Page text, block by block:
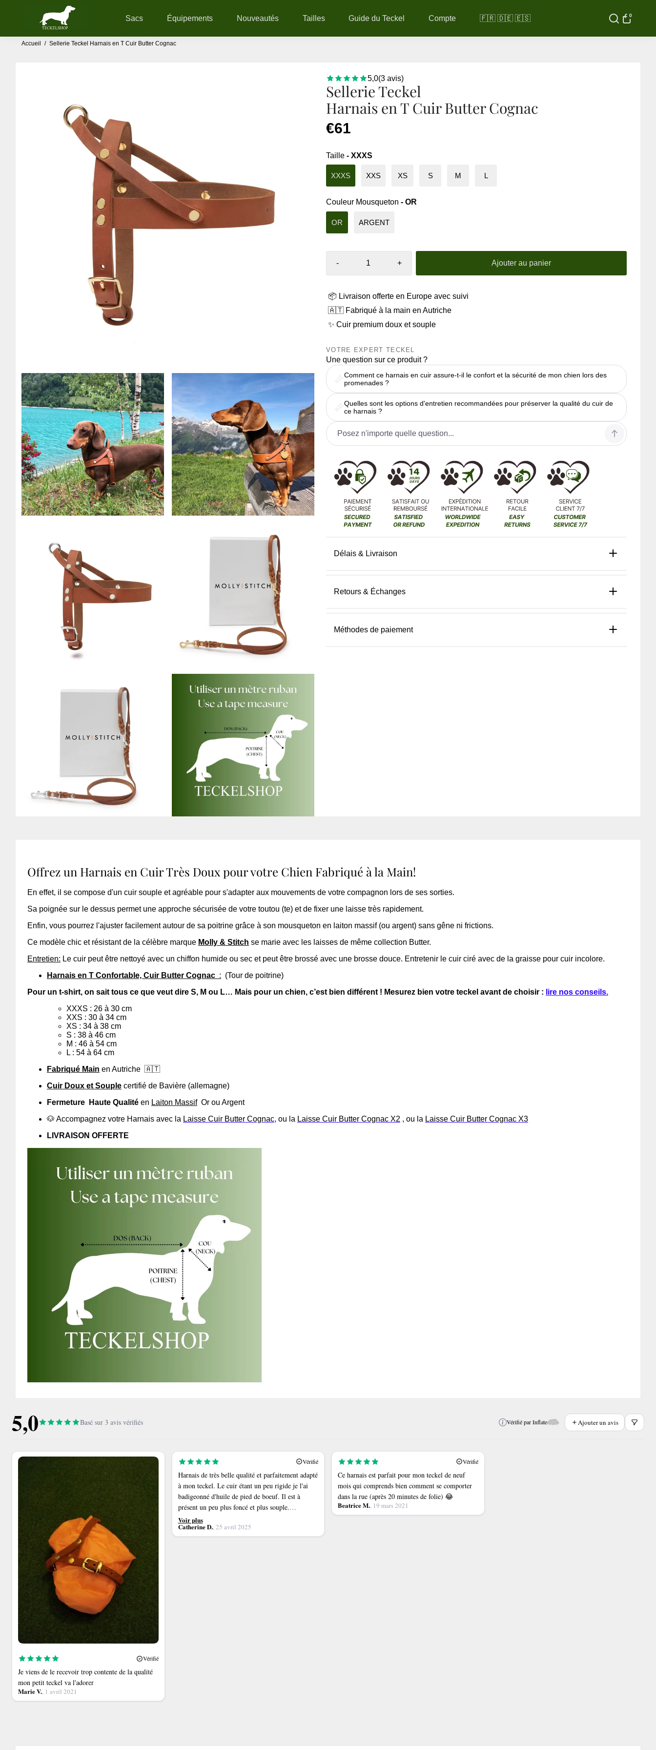
Sacs Équipements Nouveautés Tailles Guide du Teckel Compte 🇫🇷 🇩🇪 🇪🇸 0
Accueil / Sellerie Teckel Harnais en T Cuir Butter Cognac
5,0(3 avis)
Sellerie Teckel
Harnais en T Cuir Butter Cognac
€61
Taille - XXXS
XXXS XXS XS S M L
Couleur Mousqueton - OR
OR ARGENT
- + Ajouter au panier
📦 Livraison offerte en Europe avec suivi
🇦🇹 Fabriqué à la main en Autriche
✨ Cuir premium doux et souple
VOTRE EXPERT TECKEL
Une question sur ce produit ?
Comment ce harnais en cuir assure-t-il le confort et la sécurité de mon chien lors des
promenades ?
Quelles sont les options d'entretien recommandées pour préserver la qualité du cuir de
ce harnais ?
Délais & Livraison
Retours & Échanges
Méthodes de paiement
Offrez un Harnais en Cuir Très Doux pour votre Chien Fabriqué à la Main!
En effet, il se compose d'un cuir souple et agréable pour s'adapter aux mouvements de votre compagnon lors de ses sorties.
Sa poignée sur le dessus permet une approche sécurisée de votre toutou (te) et de fixer une laisse très rapidement.
Enfin, vous pourrez l'ajuster facilement autour de sa poitrine grâce à son mousqueton en laiton massif (ou argent) sans gêne ni frictions.
Ce modèle chic et résistant de la célèbre marque Molly & Stitch se marie avec les laisses de même collection Butter.
Entretien: Le cuir peut être nettoyé avec un chiffon humide ou sec et peut être brossé avec une brosse douce. Entretenir le cuir ciré avec de la graisse pour cuir incolore.
Harnais en T Confortable, Cuir Butter Cognac : (Tour de poitrine)
Pour un t-shirt, on sait tous ce que veut dire S, M ou L… Mais pour un chien, c’est bien différent ! Mesurez bien votre teckel avant de choisir : lire nos conseils.
XXXS : 26 à 30 cm
XXS : 30 à 34 cm
XS : 34 à 38 cm
S : 38 à 46 cm
M : 46 à 54 cm
L : 54 à 64 cm
Fabriqué Main en Autriche 🇦🇹
Cuir Doux et Souple certifié de Bavière (allemagne)
Fermeture
Haute Qualité en Laiton MassifOr ou Argent
🐶 Accompagnez votre Harnais avec la Laisse Cuir Butter Cognac, ou la Laisse Cuir Butter Cognac X2 , ou la Laisse Cuir Butter Cognac X3
LIVRAISON OFFERTE
5,0 Basé sur 3 avis vérifiés Vérifié par Inflate Ajouter un avis
Vérifié
Je viens de le recevoir trop contente de la qualité
mon petit teckel va l'adorer
Marie V., 1 avril 2021
Vérifié
Harnais de très belle qualité et parfaitement adapté
à mon teckel. Le cuir étant un peu rigide je l'ai
badigeonné d'huile de pied de boeuf. Il est à
présent un peu plus foncé et plus souple.
Exactement ce que je recherchais.
Voir plus
Catherine D., 25 avril 2025
Vérifié
Ce harnais est parfait pour mon teckel de neuf
mois qui comprends bien comment se comporter
dans la rue (après 20 minutes de folie) 😂
Beatrice M., 19 mars 2021